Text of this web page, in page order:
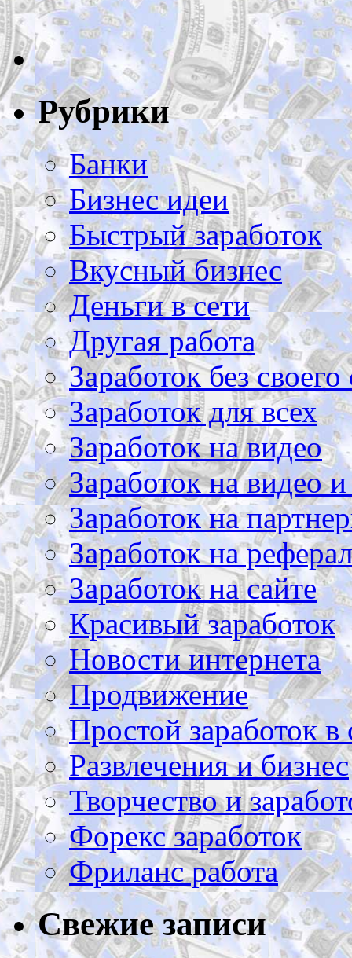
Рубрики
Банки
Бизнес идеи
Быстрый заработок
Вкусный бизнес
Деньги в сети
Другая работа
Заработок без своего
Заработок для всех
Заработок на видео
Заработок на видео
Заработок на
Заработок на
Заработок на сайте
Красивый заработок
Новости интернета
Продвижение
Простой заработок в
Развлечения и бизнес
Творчество и
Форекс заработок
Фриланс работа
Свежие записи